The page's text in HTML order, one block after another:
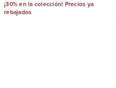
¡30% en la colección! Precios ya
rebajados